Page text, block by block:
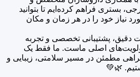
بستری فراهم کرده‌ایم تا بتوانید
نیاز خود را در هر زمان و مکان
دقیق، پشتیبانی تخصصی و تجربه
اصلی ماست. ما فقط یک
مطمئن در مسیر سلامتی، زیبایی و
🌿💚